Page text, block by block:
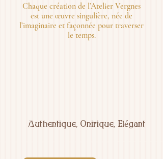
Chaque création de l’Atelier Vergnes
est une œuvre singulière, née de
l’imaginaire et façonnée pour traverser
le temps.
Authentique, Onirique, Elégant